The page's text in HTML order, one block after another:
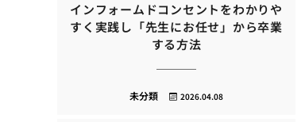
インフォームドコンセントをわかりや
すく実践し「先生にお任せ」から卒業
する方法
2026.04.08
未分類